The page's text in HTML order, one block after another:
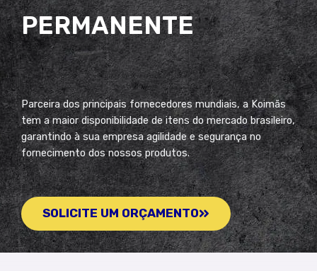
PERMANENTE
Parceira dos principais fornecedores mundiais, a Koimãs
tem a maior disponibilidade de itens do mercado brasileiro,
garantindo à sua empresa agilidade e segurança no
fornecimento dos nossos produtos.
SOLICITE UM ORÇAMENTO